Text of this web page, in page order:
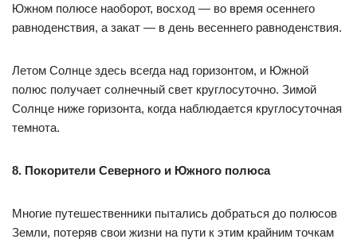
Южном полюсе наоборот, восход — во время осеннего
равноденствия, а закат — в день весеннего равноденствия.
Летом Солнце здесь всегда над горизонтом, и Южной
полюс получает солнечный свет круглосуточно. Зимой
Солнце ниже горизонта, когда наблюдается круглосуточная
темнота.
8. Покорители Северного и Южного полюса
Многие путешественники пытались добраться до полюсов
Земли, потеряв свои жизни на пути к этим крайним точкам